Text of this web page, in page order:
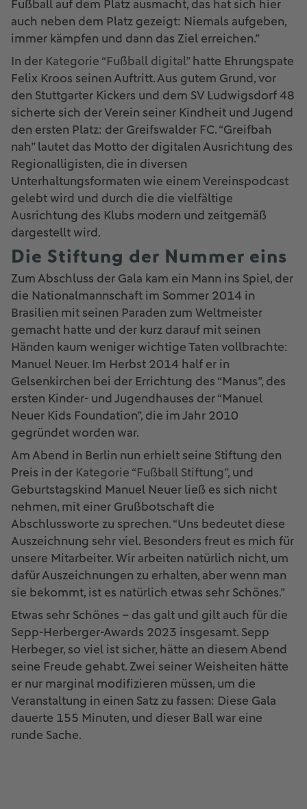
Fußball auf dem Platz ausmacht, das hat sich hier
auch neben dem Platz gezeigt: Niemals aufgeben,
immer kämpfen und dann das Ziel erreichen.”
In der Kategorie “Fußball digital” hatte Ehrungspate
Felix Kroos seinen Auftritt. Aus gutem Grund, vor
den Stuttgarter Kickers und dem SV Ludwigsdorf 48
sicherte sich der Verein seiner Kindheit und Jugend
den ersten Platz: der Greifswalder FC. “Greifbah
nah” lautet das Motto der digitalen Ausrichtung des
Regionalligisten, die in diversen
Unterhaltungsformaten wie einem Vereinspodcast
gelebt wird und durch die die vielfältige
Ausrichtung des Klubs modern und zeitgemäß
dargestellt wird.
Die Stiftung der Nummer eins
Zum Abschluss der Gala kam ein Mann ins Spiel, der
die Nationalmannschaft im Sommer 2014 in
Brasilien mit seinen Paraden zum Weltmeister
gemacht hatte und der kurz darauf mit seinen
Händen kaum weniger wichtige Taten vollbrachte:
Manuel Neuer. Im Herbst 2014 half er in
Gelsenkirchen bei der Errichtung des “Manus”, des
ersten Kinder- und Jugendhauses der “Manuel
Neuer Kids Foundation”, die im Jahr 2010
gegründet worden war.
Am Abend in Berlin nun erhielt seine Stiftung den
Preis in der Kategorie “Fußball Stiftung”, und
Geburtstagskind Manuel Neuer ließ es sich nicht
nehmen, mit einer Grußbotschaft die
Abschlussworte zu sprechen. “Uns bedeutet diese
Auszeichnung sehr viel. Besonders freut es mich für
unsere Mitarbeiter. Wir arbeiten natürlich nicht, um
dafür Auszeichnungen zu erhalten, aber wenn man
sie bekommt, ist es natürlich etwas sehr Schönes.”
Etwas sehr Schönes – das galt und gilt auch für die
Sepp-Herberger-Awards 2023 insgesamt. Sepp
Herbeger, so viel ist sicher, hätte an diesem Abend
seine Freude gehabt. Zwei seiner Weisheiten hätte
er nur marginal modifizieren müssen, um die
Veranstaltung in einen Satz zu fassen: Diese Gala
dauerte 155 Minuten, und dieser Ball war eine
runde Sache.